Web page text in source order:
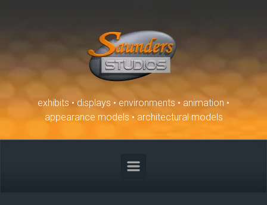
exhibits • displays • environments • animation •
appearance models • architectural models